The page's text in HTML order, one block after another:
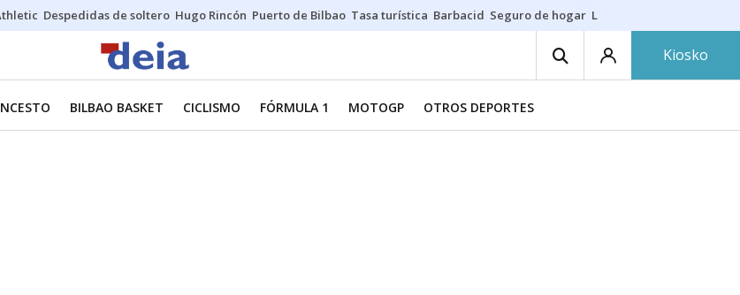
Despedidas de soltero Hugo Rincón Puerto de Bilbao Tasa turística Barbacid Seguro de hogar Lío Athletic-Osasuna
Kiosko
BILBAO BASKET CICLISMO FÓRMULA 1 MOTOGP OTROS DEPORTES